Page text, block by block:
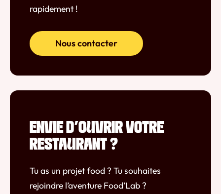
rapidement !
Nous contacter
ENVIE D'OUVRIR VOTRE
RESTAURANT ?
Tu as un projet food ? Tu souhaites
rejoindre l’aventure Food’Lab ?